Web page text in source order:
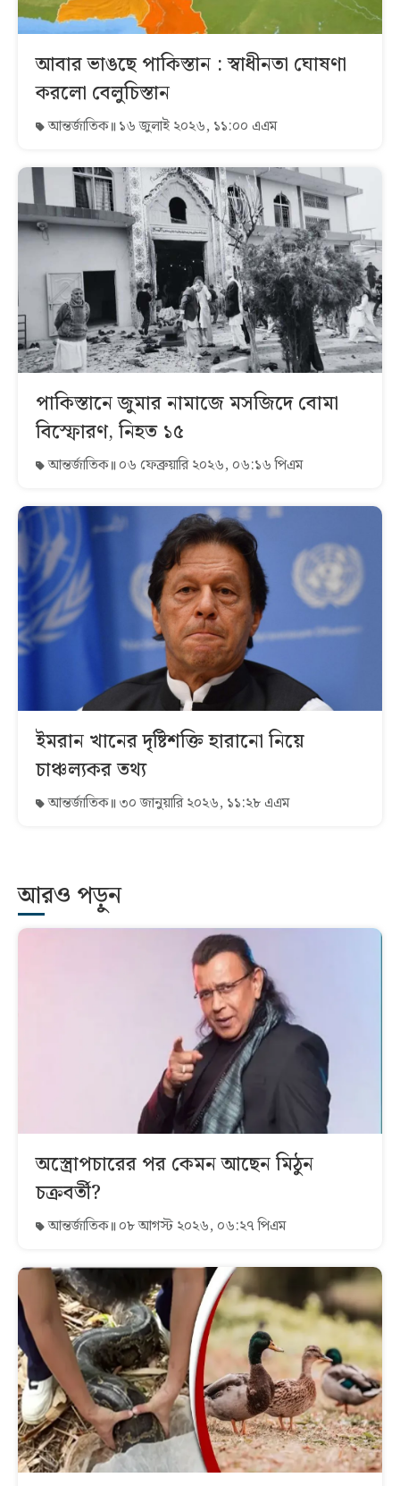
আবার ভাঙছে পাকিস্তান : স্বাধীনতা ঘোষণা
করলো বেলুচিস্তান
আন্তর্জাতিক ১৬ জুলাই ২০২৬, ১১:০০ এএম
পাকিস্তানে জুমার নামাজে মসজিদে বোমা
বিস্ফোরণ, নিহত ১৫
আন্তর্জাতিক ০৬ ফেব্রুয়ারি ২০২৬, ০৬:১৬ পিএম
ইমরান খানের দৃষ্টিশক্তি হারানো নিয়ে
চাঞ্চল্যকর তথ্য
আন্তর্জাতিক ৩০ জানুয়ারি ২০২৬, ১১:২৮ এএম
আরও পড়ুন
অস্ত্রোপচারের পর কেমন আছেন মিঠুন
চক্রবর্তী?
আন্তর্জাতিক ০৮ আগস্ট ২০২৬, ০৬:২৭ পিএম